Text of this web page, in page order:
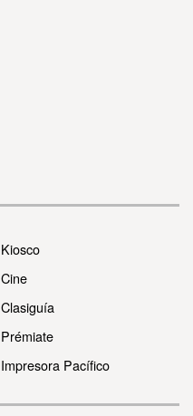
Kiosco
Cine
Clasiguía
Prémiate
Impresora Pacífico